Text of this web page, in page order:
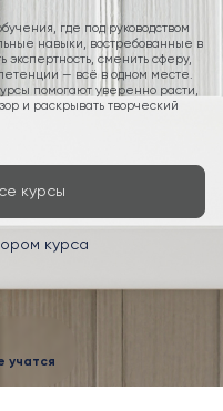
где под руководством
навыки, востребованные в
сменить сферу,
— всё в одном месте.
помогают уверенно расти,
и раскрывать творческий
курсы
курса
учатся